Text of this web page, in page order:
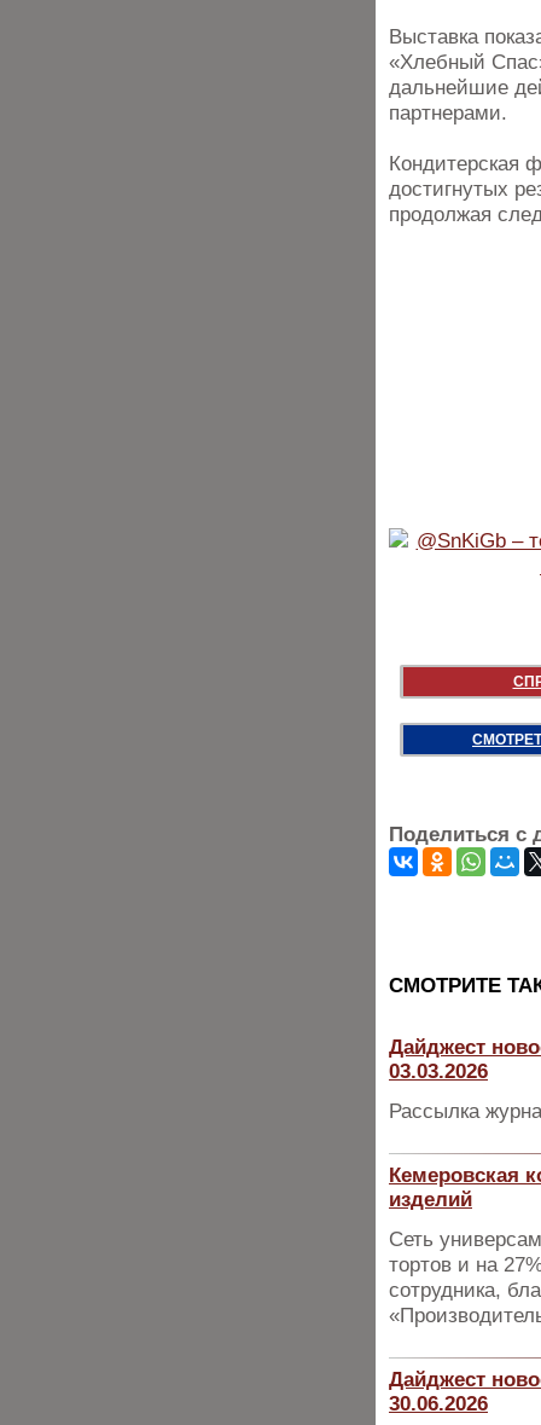
Выставка
«Хлебный
дальнейшие
партнерами.
Кондитерская
достигнутых
продолжая
Поделиться с
CМОТРИТЕ
Дайджест
03.03.2026
Рассылка
Кемеровская
изделий
Сеть
тортов и на
сотрудника,
Дайджест
30.06.2026